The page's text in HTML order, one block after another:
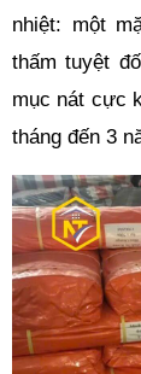
nhiệt: một
thấm tuyệt
mục nát cực
tháng đến 3